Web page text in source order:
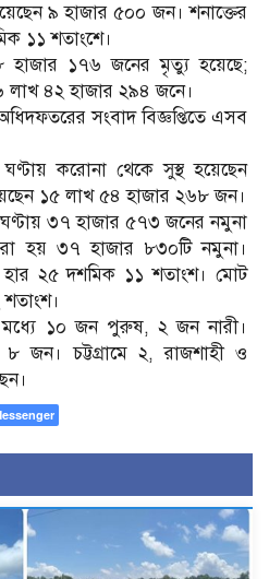
৯ হাজার ৫০০ জন। শনাক্তের
১১ শতাংশে।
হাজার ১৭৬ জনের মৃত্যু হয়েছে;
লাখ ৪২ হাজার ২৯৪ জনে।
সংবাদ বিজ্ঞপ্তিতে এসব
করোনা থেকে সুস্থ হয়েছেন
১৫ লাখ ৫৪ হাজার ২৬৮ জন।
৩৭ হাজার ৫৭৩ জনের নমুনা
হয় ৩৭ হাজার ৮৩০টি নমুনা।
হার ২৫ দশমিক ১১ শতাংশ। মোট
মধ্যে ১০ জন পুরুষ, ২ জন নারী।
৮ জন। চট্টগ্রামে ২, রাজশাহী ও